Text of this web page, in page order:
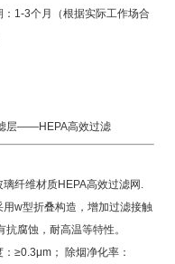
：1-3个月（根据实际工作场合
层——HEPA高效过滤
璃纤维材质HEPA高效过滤网.
用w型折叠构造，增加过滤接触
抗腐蚀，耐高温等特性。
≥0.3μm； 除烟净化率：